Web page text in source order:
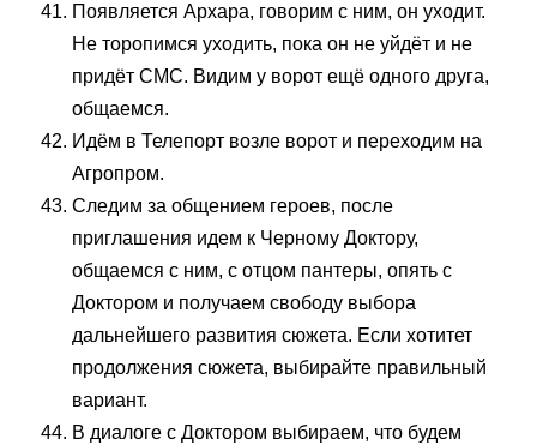
Появляется Архара, говорим с ним, он уходит.
Не торопимся уходить, пока он не уйдёт и не
придёт СМС. Видим у ворот ещё одного друга,
общаемся.
Идём в Телепорт возле ворот и переходим на
Агропром.
Следим за общением героев, после
приглашения идем к Черному Доктору,
общаемся с ним, с отцом пантеры, опять с
Доктором и получаем свободу выбора
дальнейшего развития сюжета. Если хотитет
продолжения сюжета, выбирайте правильный
вариант.
В диалоге с Доктором выбираем, что будем